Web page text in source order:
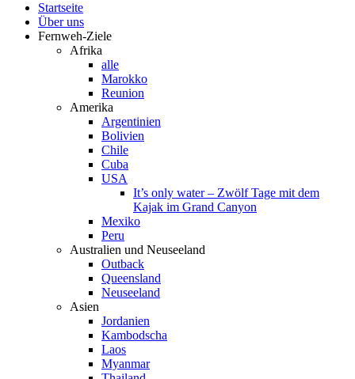
Startseite
Über uns
Fernweh-Ziele
Afrika
alle
Marokko
Reunion
Amerika
Argentinien
Bolivien
Chile
Cuba
USA
It’s only water – Zwölf Tage mit dem
Kajak im Grand Canyon
Mexiko
Peru
Australien und Neuseeland
Outback
Queensland
Neuseeland
Asien
Jordanien
Kambodscha
Laos
Myanmar